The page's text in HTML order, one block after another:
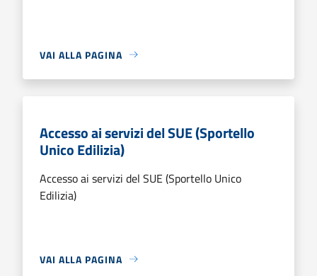
VAI ALLA PAGINA
Accesso ai servizi del SUE (Sportello
Unico Edilizia)
Accesso ai servizi del SUE (Sportello Unico
Edilizia)
VAI ALLA PAGINA